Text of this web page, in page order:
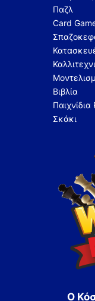
Παζλ
Card
Βιβλία
Σκάκι
Ο